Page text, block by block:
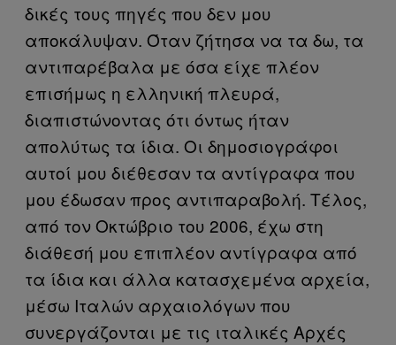
δικές τους πηγές που δεν μου
αποκάλυψαν. Όταν ζήτησα να τα δω, τα
αντιπαρέβαλα με όσα είχε πλέον
επισήμως η ελληνική πλευρά,
διαπιστώνοντας ότι όντως ήταν
απολύτως τα ίδια. Οι δημοσιογράφοι
αυτοί μου διέθεσαν τα αντίγραφα που
μου έδωσαν προς αντιπαραβολή. Τέλος,
από τον Οκτώβριο του 2006, έχω στη
διάθεσή μου επιπλέον αντίγραφα από
τα ίδια και άλλα κατασχεμένα αρχεία,
μέσω Ιταλών αρχαιολόγων που
συνεργάζονται με τις ιταλικές Αρχές